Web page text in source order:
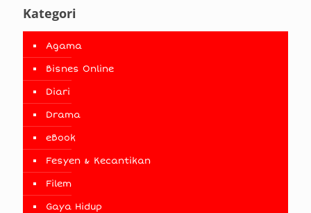
Kategori
Agama
Bisnes Online
Diari
Drama
eBook
Fesyen & Kecantikan
Filem
Gaya Hidup